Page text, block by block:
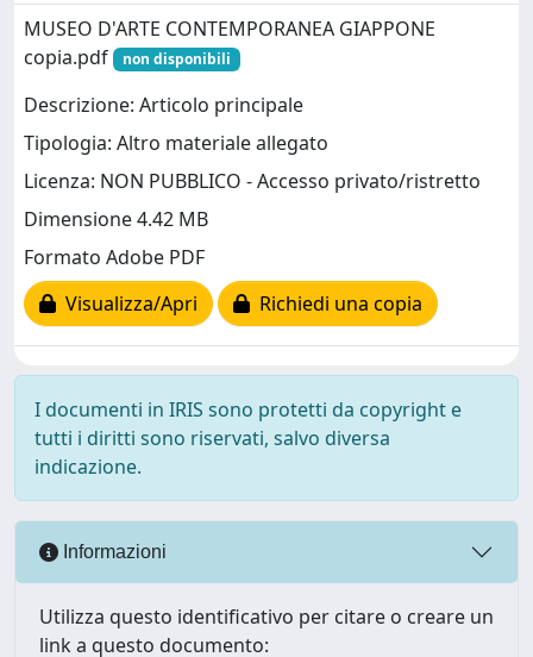
MUSEO D'ARTE CONTEMPORANEA GIAPPONE
copia.pdf
non disponibili
Descrizione: Articolo principale
Tipologia: Altro materiale allegato
Licenza: NON PUBBLICO - Accesso privato/ristretto
Dimensione 4.42 MB
Formato Adobe PDF
Visualizza/Apri
Richiedi una copia
I documenti in IRIS sono protetti da copyright e
tutti i diritti sono riservati, salvo diversa
indicazione.
Informazioni
Utilizza questo identificativo per citare o creare un
link a questo documento: